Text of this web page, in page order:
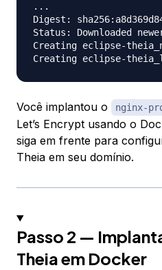
...
Digest:
Status: Downloaded
Creating eclipse-
Você implantou o nginx-
Let’s Encrypt usando o
siga em frente para
Theia em seu domínio.
Passo 2 —
Theia em Docker